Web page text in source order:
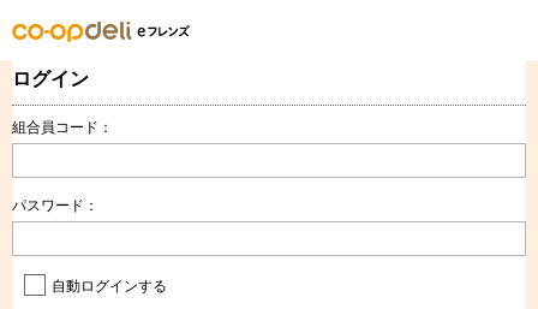
ログイン
組合員コード：
パスワード：
自動ログインする